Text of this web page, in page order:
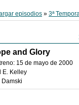
episodios » 3ª
and Glory
15 de mayo de 2000
E. Kelley
Damski